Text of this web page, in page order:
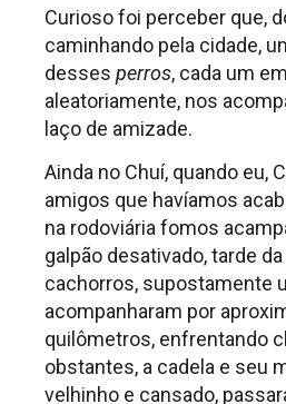
Curioso foi perceber que,
caminhando pela cidade,
desses perros, cada um
aleatoriamente, nos
laço de amizade.
Ainda no Chuí, quando eu,
amigos que havíamos
na rodoviária fomos
galpão desativado, tarde
cachorros, supostamente
acompanharam por
quilômetros, enfrentando
obstantes, a cadela e seu
velhinho e cansado,